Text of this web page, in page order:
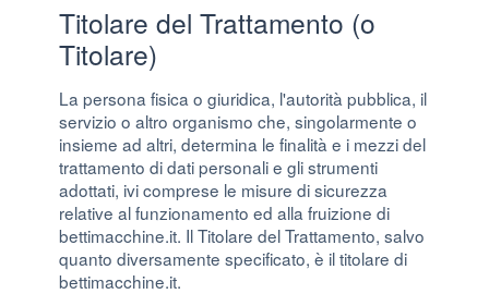
Titolare del Trattamento (o
Titolare)
La persona fisica o giuridica, l'autorità pubblica, il
servizio o altro organismo che, singolarmente o
insieme ad altri, determina le finalità e i mezzi del
trattamento di dati personali e gli strumenti
adottati, ivi comprese le misure di sicurezza
relative al funzionamento ed alla fruizione di
bettimacchine.it. Il Titolare del Trattamento, salvo
quanto diversamente specificato, è il titolare di
bettimacchine.it.